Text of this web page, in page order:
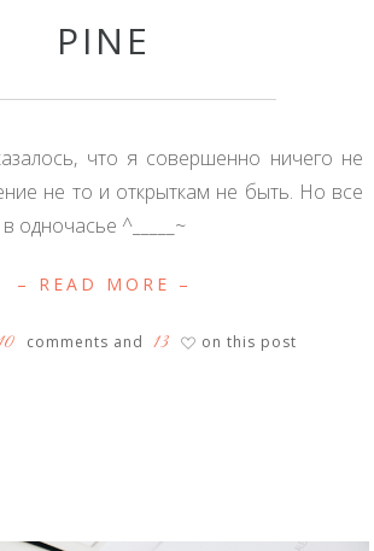
PINE
что я совершенно ничего не
не то и открыткам не быть. Но все
одночасье ^_____~
– READ MORE –
comments and 13 ♡ on this post